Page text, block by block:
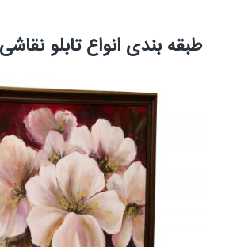
طبقه بندی انواع تابلو